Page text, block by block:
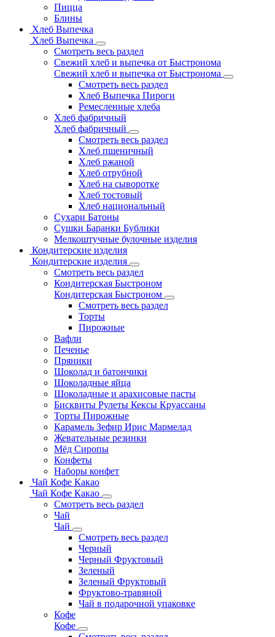
Пицца
Блины
Хлеб Выпечка
Хлеб Выпечка
Смотреть весь раздел
Свежий хлеб и выпечка от Быстронома
Свежий хлеб и выпечка от Быстронома
Смотреть весь раздел
Хлеб Выпечка Пироги
Ремесленные хлеба
Хлеб фабричный
Хлеб фабричный
Смотреть весь раздел
Хлеб пшеничный
Хлеб ржаной
Хлеб отрубной
Хлеб на сыворотке
Хлеб тостовый
Хлеб национальный
Сухари Батоны
Сушки Баранки Бублики
Мелкоштучные булочные изделия
Кондитерские изделия
Кондитерские изделия
Смотреть весь раздел
Кондитерская Быстроном
Кондитерская Быстроном
Смотреть весь раздел
Торты
Пирожные
Вафли
Печенье
Пряники
Шоколад и батончики
Шоколадные яйца
Шоколадные и арахисовые пасты
Бисквиты Рулеты Кексы Круассаны
Торты Пирожные
Карамель Зефир Ирис Мармелад
Жевательные резинки
Мёд Сиропы
Конфеты
Наборы конфет
Чай Кофе Какао
Чай Кофе Какао
Смотреть весь раздел
Чай
Чай
Смотреть весь раздел
Черный
Черный Фруктовый
Зеленый
Зеленый Фруктовый
Фруктово-травяной
Чай в подарочной упаковке
Кофе
Кофе